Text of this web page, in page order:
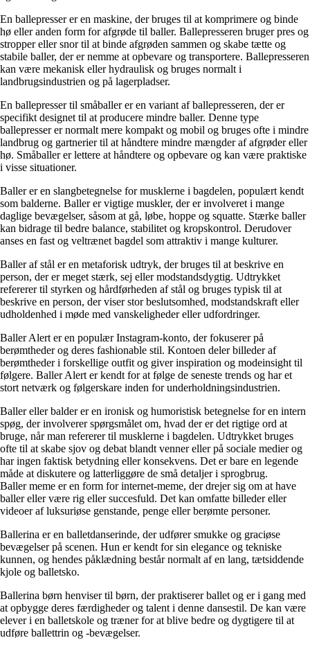
En ballepresser er en maskine, der bruges til at komprimere og binde
hø eller anden form for afgrøde til baller. Ballepresseren bruger pres og
stropper eller snor til at binde afgrøden sammen og skabe tætte og
stabile baller, der er nemme at opbevare og transportere. Ballepresseren
kan være mekanisk eller hydraulisk og bruges normalt i
landbrugsindustrien og på lagerpladser.
En ballepresser til småballer er en variant af ballepresseren, der er
specifikt designet til at producere mindre baller. Denne type
ballepresser er normalt mere kompakt og mobil og bruges ofte i mindre
landbrug og gartnerier til at håndtere mindre mængder af afgrøder eller
hø. Småballer er lettere at håndtere og opbevare og kan være praktiske
i visse situationer.
Baller er en slangbetegnelse for musklerne i bagdelen, populært kendt
som balderne. Baller er vigtige muskler, der er involveret i mange
daglige bevægelser, såsom at gå, løbe, hoppe og squatte. Stærke baller
kan bidrage til bedre balance, stabilitet og kropskontrol. Derudover
anses en fast og veltrænet bagdel som attraktiv i mange kulturer.
Baller af stål er en metaforisk udtryk, der bruges til at beskrive en
person, der er meget stærk, sej eller modstandsdygtig. Udtrykket
refererer til styrken og hårdførheden af stål og bruges typisk til at
beskrive en person, der viser stor beslutsomhed, modstandskraft eller
udholdenhed i møde med vanskeligheder eller udfordringer.
Baller Alert er en populær Instagram-konto, der fokuserer på
berømtheder og deres fashionable stil. Kontoen deler billeder af
berømtheder i forskellige outfit og giver inspiration og modeinsight til
følgere. Baller Alert er kendt for at følge de seneste trends og har et
stort netværk og følgerskare inden for underholdningsindustrien.
Baller eller balder er en ironisk og humoristisk betegnelse for en intern
spøg, der involverer spørgsmålet om, hvad der er det rigtige ord at
bruge, når man refererer til musklerne i bagdelen. Udtrykket bruges
ofte til at skabe sjov og debat blandt venner eller på sociale medier og
har ingen faktisk betydning eller konsekvens. Det er bare en legende
måde at diskutere og latterliggøre de små detaljer i sprogbrug.
Baller meme er en form for internet-meme, der drejer sig om at have
baller eller være rig eller succesfuld. Det kan omfatte billeder eller
videoer af luksuriøse genstande, penge eller berømte personer.
Ballerina er en balletdanserinde, der udfører smukke og graciøse
bevægelser på scenen. Hun er kendt for sin elegance og tekniske
kunnen, og hendes påklædning består normalt af en lang, tætsiddende
kjole og balletsko.
Ballerina børn henviser til børn, der praktiserer ballet og er i gang med
at opbygge deres færdigheder og talent i denne dansestil. De kan være
elever i en balletskole og træner for at blive bedre og dygtigere til at
udføre ballettrin og -bevægelser.